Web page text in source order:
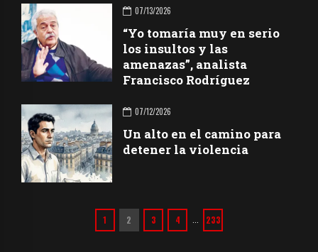
07/13/2026
“Yo tomaría muy en serio
los insultos y las
amenazas”, analista
Francisco Rodríguez
07/12/2026
Un alto en el camino para
detener la violencia
1 2 3 4 … 233